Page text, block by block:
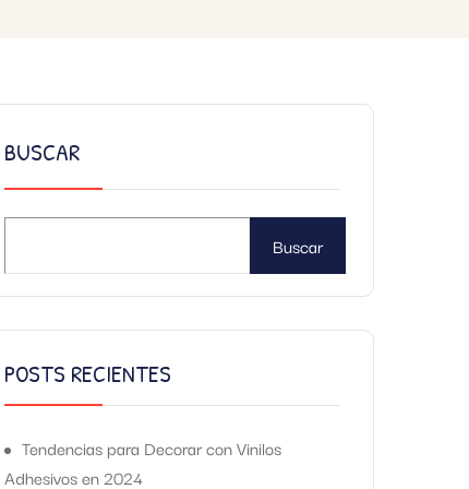
BUSCAR
Buscar
POSTS RECIENTES
Tendencias para Decorar con Vinilos
Adhesivos en 2024